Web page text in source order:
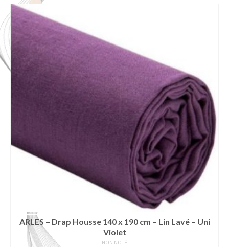
ARLES – Drap Housse 140 x 190 cm – Lin Lavé – Uni
Violet
NON NOTÉ